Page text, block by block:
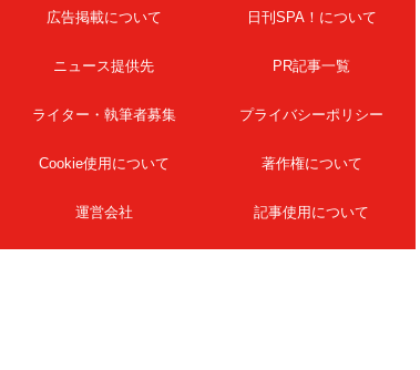
広告掲載について 日刊SPA！について
ニュース提供先 PR記事一覧
ライター・執筆者募集 プライバシーポリシー
Cookie使用について 著作権について
運営会社 記事使用について